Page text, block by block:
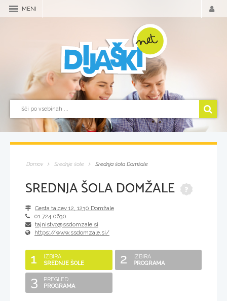
MENI
Domov Srednje šole Srednja šola Domžale
SREDNJA ŠOLA DOMŽALE
Cesta talcev 12, 1230 Domžale
01 724 0630
tajnistvo@ssdomzale.si
https://www.ssdomzale.si/
1
IZBIRA
SREDNJE ŠOLE
2
IZBIRA
PROGRAMA
3
PREGLED
PROGRAMA